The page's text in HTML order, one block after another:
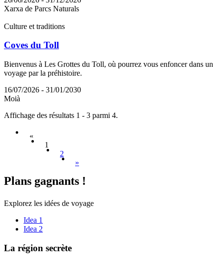
Xarxa de Parcs Naturals
Culture et traditions
Coves du Toll
Bienvenus à Les Grottes du Toll, où pourrez vous enfoncer dans un
voyage par la préhistoire.
16/07/2026 - 31/01/2030
Moià
Affichage des résultats 1 - 3 parmi 4.
«
1
2
»
Plans gagnants !
Explorez les idées de voyage
Idea 1
Idea 2
La région secrète